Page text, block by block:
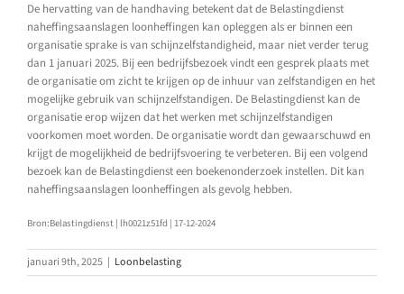
De hervatting van de handhaving betekent dat de Belastingdienst
naheffingsaanslagen loonheffingen kan opleggen als er binnen een
organisatie sprake is van schijnzelfstandigheid, maar niet verder terug
dan 1 januari 2025. Bij een bedrijfsbezoek vindt een gesprek plaats met
de organisatie om zicht te krijgen op de inhuur van zelfstandigen en het
mogelijke gebruik van schijnzelfstandigen. De Belastingdienst kan de
organisatie erop wijzen dat het werken met schijnzelfstandigen
voorkomen moet worden. De organisatie wordt dan gewaarschuwd en
krijgt de mogelijkheid de bedrijfsvoering te verbeteren. Bij een volgend
bezoek kan de Belastingdienst een boekenonderzoek instellen. Dit kan
naheffingsaanslagen loonheffingen als gevolg hebben.
Bron:Belastingdienst | lh0021z51fd | 17-12-2024
januari 9th, 2025 | Loonbelasting